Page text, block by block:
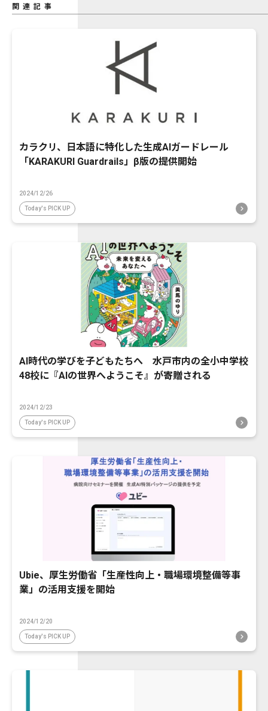
関連記事
カラクリ、日本語に特化した生成AIガードレール
「KARAKURI Guardrails」β版の提供開始
2024/12/26
Today's PICK UP
AI時代の学びを子どもたちへ 水戸市内の全小中学校
48校に『AIの世界へようこそ』が寄贈される
2024/12/23
Today's PICK UP
Ubie、厚生労働省「生産性向上・職場環境整備等事
業」の活用支援を開始
2024/12/20
Today's PICK UP